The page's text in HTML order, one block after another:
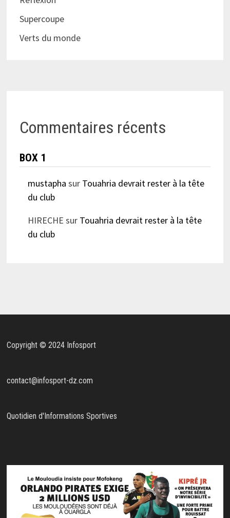
Supercoupe
Verts du monde
Commentaires récents
BOX 1
mustapha sur Touahria devrait rester à la tête
du club
HIRECHE sur Touahria devrait rester à la tête
du club
Copyright © 2024 Infosport
contact@infosport-dz.com
Quotidien d'Informations Sportives